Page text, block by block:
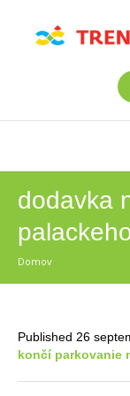
dodavka
Domov
Published 26
končí parkovanie